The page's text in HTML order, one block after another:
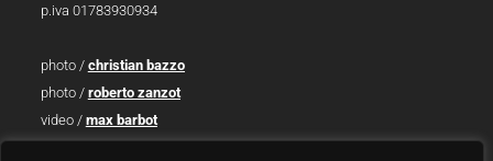
p.iva 01783930934
photo / christian bazzo
photo / roberto zanzot
video / max barbot